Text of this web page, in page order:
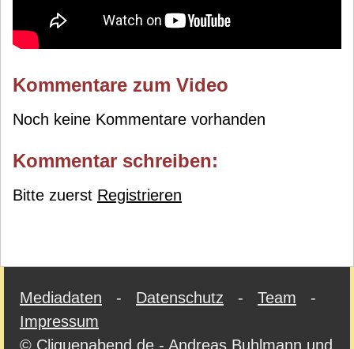
Kommentare zum Video
Noch keine Kommentare vorhanden
Kommentar schreiben:
Bitte zuerst Registrieren
Mediadaten - Datenschutz - Team -
Impressum
© Cliquenabend.de - Andreas Buhlmann und